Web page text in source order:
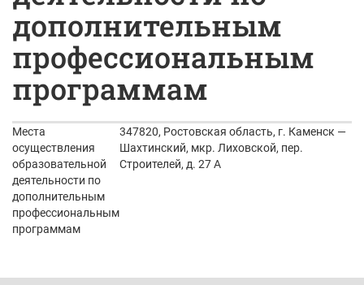
дополнительным
профессиональным
программам
Места
осуществления
образовательной
деятельности по
дополнительным
профессиональным
программам
347820, Ростовская область, г. Каменск —
Шахтинский, мкр. Лиховской, пер.
Строителей, д. 27 А